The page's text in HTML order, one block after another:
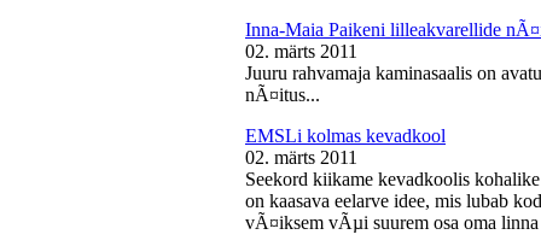
Inna-Maia Paikeni lilleakvarellide
02. märts 2011
Juuru rahvamaja kaminasaalis on
nÃ¤itus...
EMSLi kolmas kevadkool
02. märts 2011
Seekord kiikame kevadkoolis
on kaasava eelarve idee, mis lubab
vÃ¤iksem vÃµi suurem osa oma